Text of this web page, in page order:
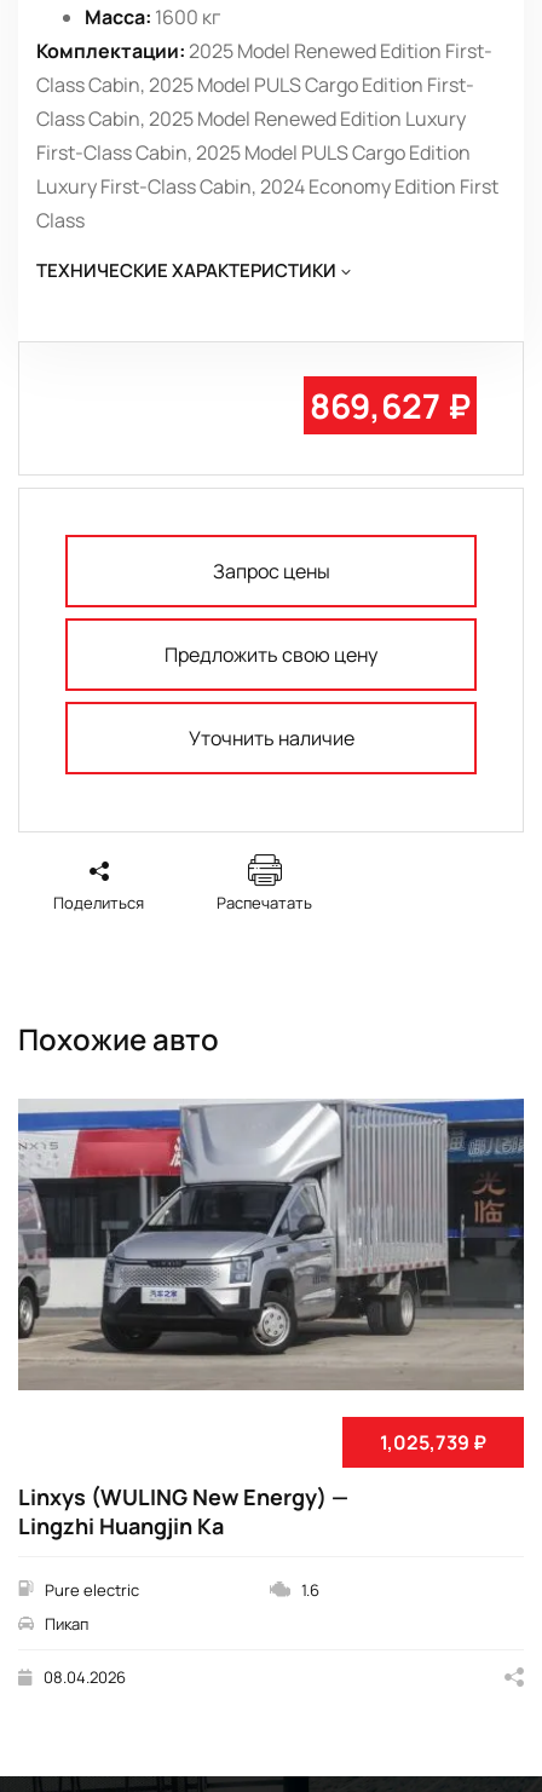
Масса: 1600 кг
Комплектации:2025 Model Renewed Edition First-
Class Cabin, 2025 Model PULS Cargo Edition First-
Class Cabin, 2025 Model Renewed Edition Luxury
First-Class Cabin, 2025 Model PULS Cargo Edition
Luxury First-Class Cabin, 2024 Economy Edition First
Class
ТЕХНИЧЕСКИЕ ХАРАКТЕРИСТИКИ
869,627 ₽
Запрос цены
Предложить свою цену
Уточнить наличие
Поделиться Распечатать
Похожие авто
1,025,739 ₽
Linxys (WULING New Energy) —
Lingzhi Huangjin Ka
Pure electric
1.6
Пикап
08.04.2026